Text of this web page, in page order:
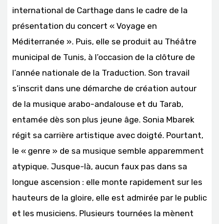
international de Carthage dans le cadre de la
présentation du concert « Voyage en
Méditerranée ». Puis, elle se produit au Théâtre
municipal de Tunis, à l’occasion de la clôture de
l’année nationale de la Traduction. Son travail
s’inscrit dans une démarche de création autour
de la musique arabo-andalouse et du Tarab,
entamée dès son plus jeune âge. Sonia Mbarek
régit sa carrière artistique avec doigté. Pourtant,
le « genre » de sa musique semble apparemment
atypique. Jusque-là, aucun faux pas dans sa
longue ascension : elle monte rapidement sur les
hauteurs de la gloire, elle est admirée par le public
et les musiciens. Plusieurs tournées la mènent